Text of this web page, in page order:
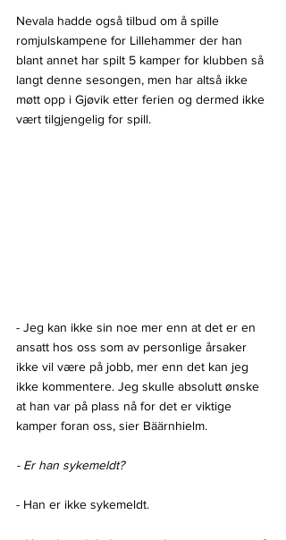
Nevala hadde også tilbud om å spille
romjulskampene for Lillehammer der han
blant annet har spilt 5 kamper for klubben så
langt denne sesongen, men har altså ikke
møtt opp i Gjøvik etter ferien og dermed ikke
vært tilgjengelig for spill.
- Jeg kan ikke sin noe mer enn at det er en
ansatt hos oss som av personlige årsaker
ikke vil være på jobb, mer enn det kan jeg
ikke kommentere. Jeg skulle absolutt ønske
at han var på plass nå for det er viktige
kamper foran oss, sier Bäärnhielm.
- Er han sykemeldt?
- Han er ikke sykemeldt.